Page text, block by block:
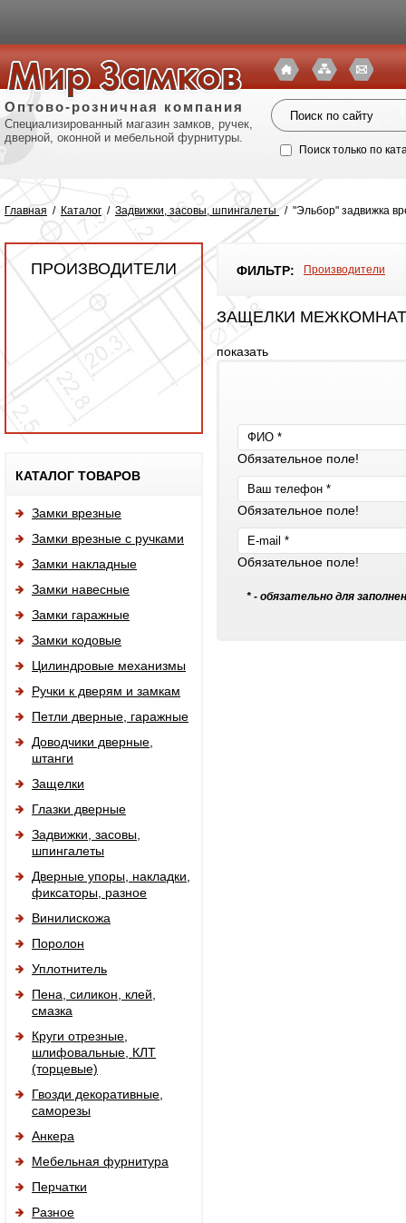
Оптово-розничная компания
Специализированный магазин замков, ручек,
дверной, оконной и мебельной фурнитуры.
Поиск только по
Главная / Каталог / Задвижки, засовы, шпингалеты / "Эльбор" задвижка
ПРОИЗВОДИТЕЛИ
КАТАЛОГ ТОВАРОВ
Замки врезные
Замки врезные с ручками
Замки накладные
Замки навесные
Замки гаражные
Замки кодовые
Цилиндровые механизмы
Ручки к дверям и замкам
Петли дверные, гаражные
Доводчики дверные,
штанги
Защелки
Глазки дверные
Задвижки, засовы,
шпингалеты
Дверные упоры, накладки,
фиксаторы, разное
Винилискожа
Поролон
Уплотнитель
Пена, силикон, клей,
смазка
Круги отрезные,
шлифовальные, КЛТ
(торцевые)
Гвозди декоративные,
саморезы
Анкера
Мебельная фурнитура
Перчатки
Разное
ФИЛЬТР: Производители
ЗАЩЕЛКИ
показать
Обязательное поле!
Обязательное поле!
Обязательное поле!
* - обязательно для